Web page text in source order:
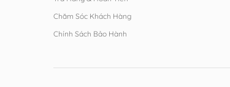
Chăm Sóc Khách Hàng
Chính Sách Bảo Hành